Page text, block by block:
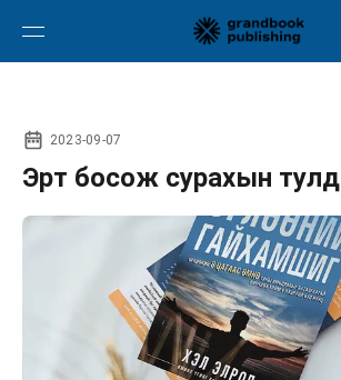
2023-09-07
Эрт босож сурахын тулд